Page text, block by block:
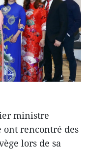
ministre
ont rencontré des
lors de sa